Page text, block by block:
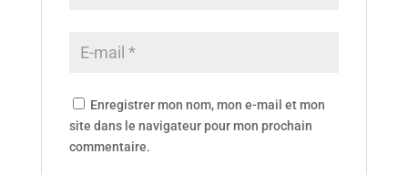
Enregistrer mon nom, mon e-mail et mon
site dans le navigateur pour mon prochain
commentaire.